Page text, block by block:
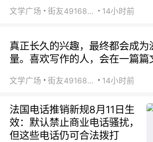
文学广场 街友49168527 14小时前
真正长久的兴趣，最终都会成为
量。喜欢写作的人，会在一篇篇
文学广场 街友49168527 14小时前
法国电话推销新规8月11日生
效：默认禁止商业电话骚扰，
但这些电话仍可合法拨打